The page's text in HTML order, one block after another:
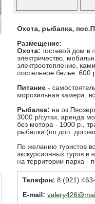
Охота, рыбалка,
Размещение:
Охота: гостевой дом в
электричество,
электроотопление,
постельное белье. 600
Питание -
морозильная камера,
Рыбалка: на
3000 р/сутки, аренда
без мотора - 1000 р.,
рыбалки (по доп.
По желанию туристов
экскурсионных туров
на территории парка -
Телефон: 8 (921)
E-mail: